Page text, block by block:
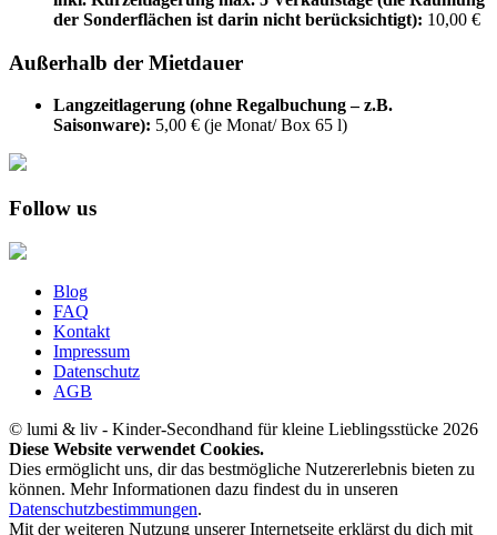
der Sonderflächen ist darin nicht berücksichtigt): 10,00 €
Außerhalb der Mietdauer
Langzeitlagerung (ohne Regalbuchung – z.B.
Saisonware): 5,00 € (je Monat/ Box 65 l)
Follow us
Blog
FAQ
Kontakt
Impressum
Datenschutz
AGB
© lumi & liv - Kinder-Secondhand für kleine Lieblingsstücke 2026
Diese Website verwendet Cookies.
Dies ermöglicht uns, dir das bestmögliche Nutzererlebnis bieten zu
können. Mehr Informationen dazu findest du in unseren
Datenschutzbestimmungen.
Mit der weiteren Nutzung unserer Internetseite erklärst du dich mit